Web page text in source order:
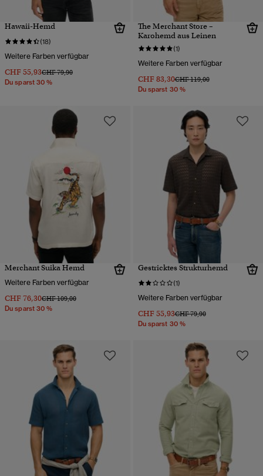
Hawaii-Hemd
(18)
Weitere Farben verfügbar
CHF 55,93Preis wurde reduziert von
CHF 79,90bis
Du sparst 30 %
The Merchant Store –
Karohemd aus Leinen
(1)
Weitere Farben verfügbar
CHF 83,30Preis wurde reduziert von
CHF 119,00bis
Du sparst 30 %
Merchant Suika Hemd
Weitere Farben verfügbar
CHF 76,30Preis wurde reduziert von
CHF 109,00bis
Du sparst 30 %
Gestricktes Strukturhemd
(1)
Weitere Farben verfügbar
CHF 55,93Preis wurde reduziert von
CHF 79,90bis
Du sparst 30 %